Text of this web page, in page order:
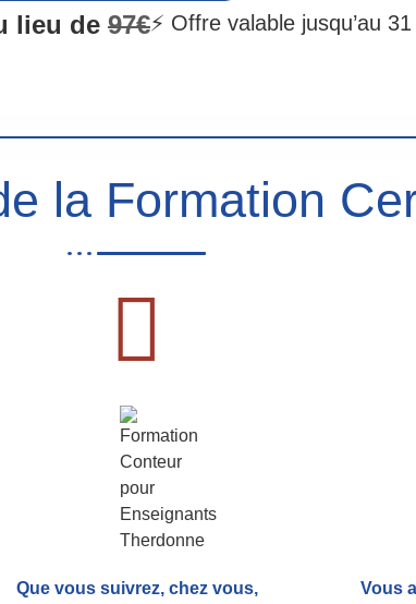
lieu de 97€⚡ Offre valable jusqu’au
la Formation
Que vous suivrez, chez vous,
Vous